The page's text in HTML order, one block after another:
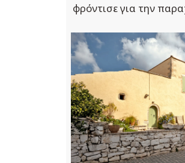
φρόντισε για την